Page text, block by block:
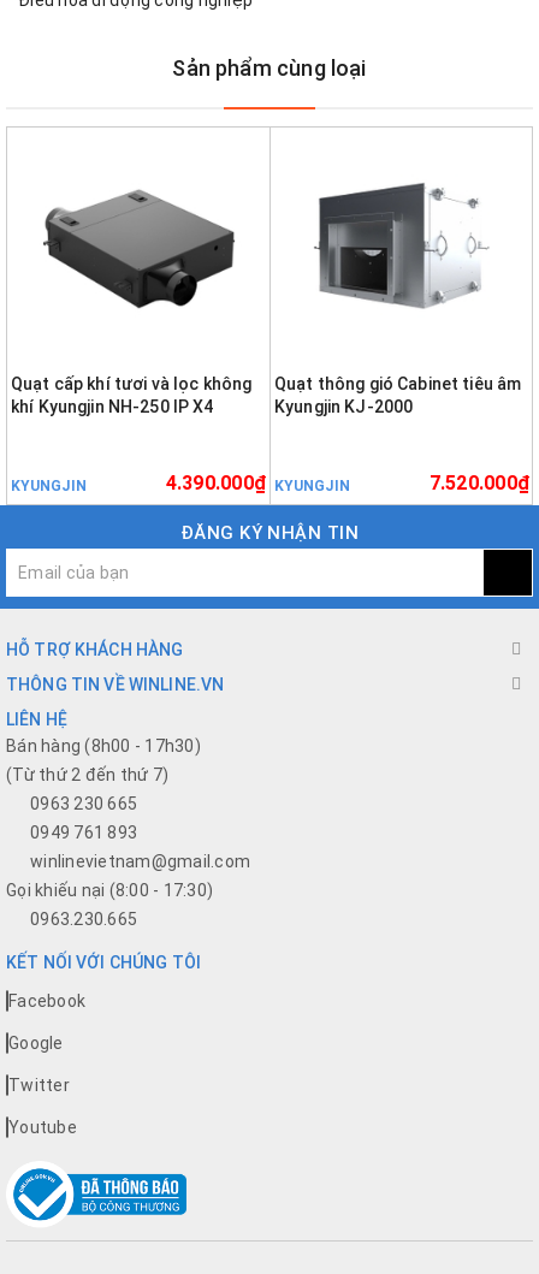
Sản phẩm cùng loại
Quạt cấp khí tươi và lọc không
khí Kyungjin NH-250 IP X4
KYUNGJIN 4.390.000₫
Quạt thông gió Cabinet tiêu âm
Kyungjin KJ-2000
KYUNGJIN 7.520.000₫
ĐĂNG KÝ NHẬN TIN
HỖ TRỢ KHÁCH HÀNG
THÔNG TIN VỀ WINLINE.VN
LIÊN HỆ
Bán hàng (8h00 - 17h30)
(Từ thứ 2 đến thứ 7)
0963 230 665
0949 761 893
winlinevietnam@gmail.com
Gọi khiếu nại (8:00 - 17:30)
0963.230.665
KẾT NỐI VỚI CHÚNG TÔI
Facebook
Google
Twitter
Youtube